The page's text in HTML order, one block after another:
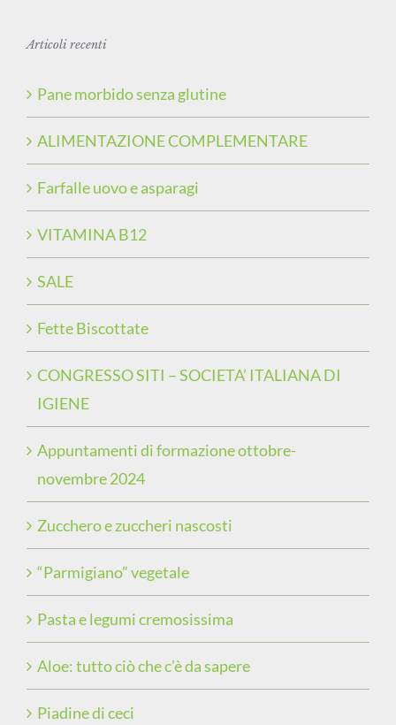
Articoli recenti
Pane morbido senza glutine
ALIMENTAZIONE COMPLEMENTARE
Farfalle uovo e asparagi
VITAMINA B12
SALE
Fette Biscottate
CONGRESSO SITI – SOCIETA’ ITALIANA DI
IGIENE
Appuntamenti di formazione ottobre-
novembre 2024
Zucchero e zuccheri nascosti
“Parmigiano” vegetale
Pasta e legumi cremosissima
Aloe: tutto ciò che c’è da sapere
Piadine di ceci